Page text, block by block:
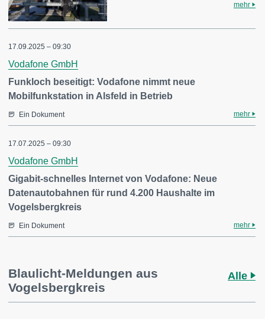
mehr
17.09.2025 – 09:30
Vodafone GmbH
Funkloch beseitigt: Vodafone nimmt neue
Mobilfunkstation in Alsfeld in Betrieb
Ein Dokument mehr
17.07.2025 – 09:30
Vodafone GmbH
Gigabit-schnelles Internet von Vodafone: Neue
Datenautobahnen für rund 4.200 Haushalte im
Vogelsbergkreis
Ein Dokument mehr
Blaulicht-Meldungen aus
Vogelsbergkreis
Alle